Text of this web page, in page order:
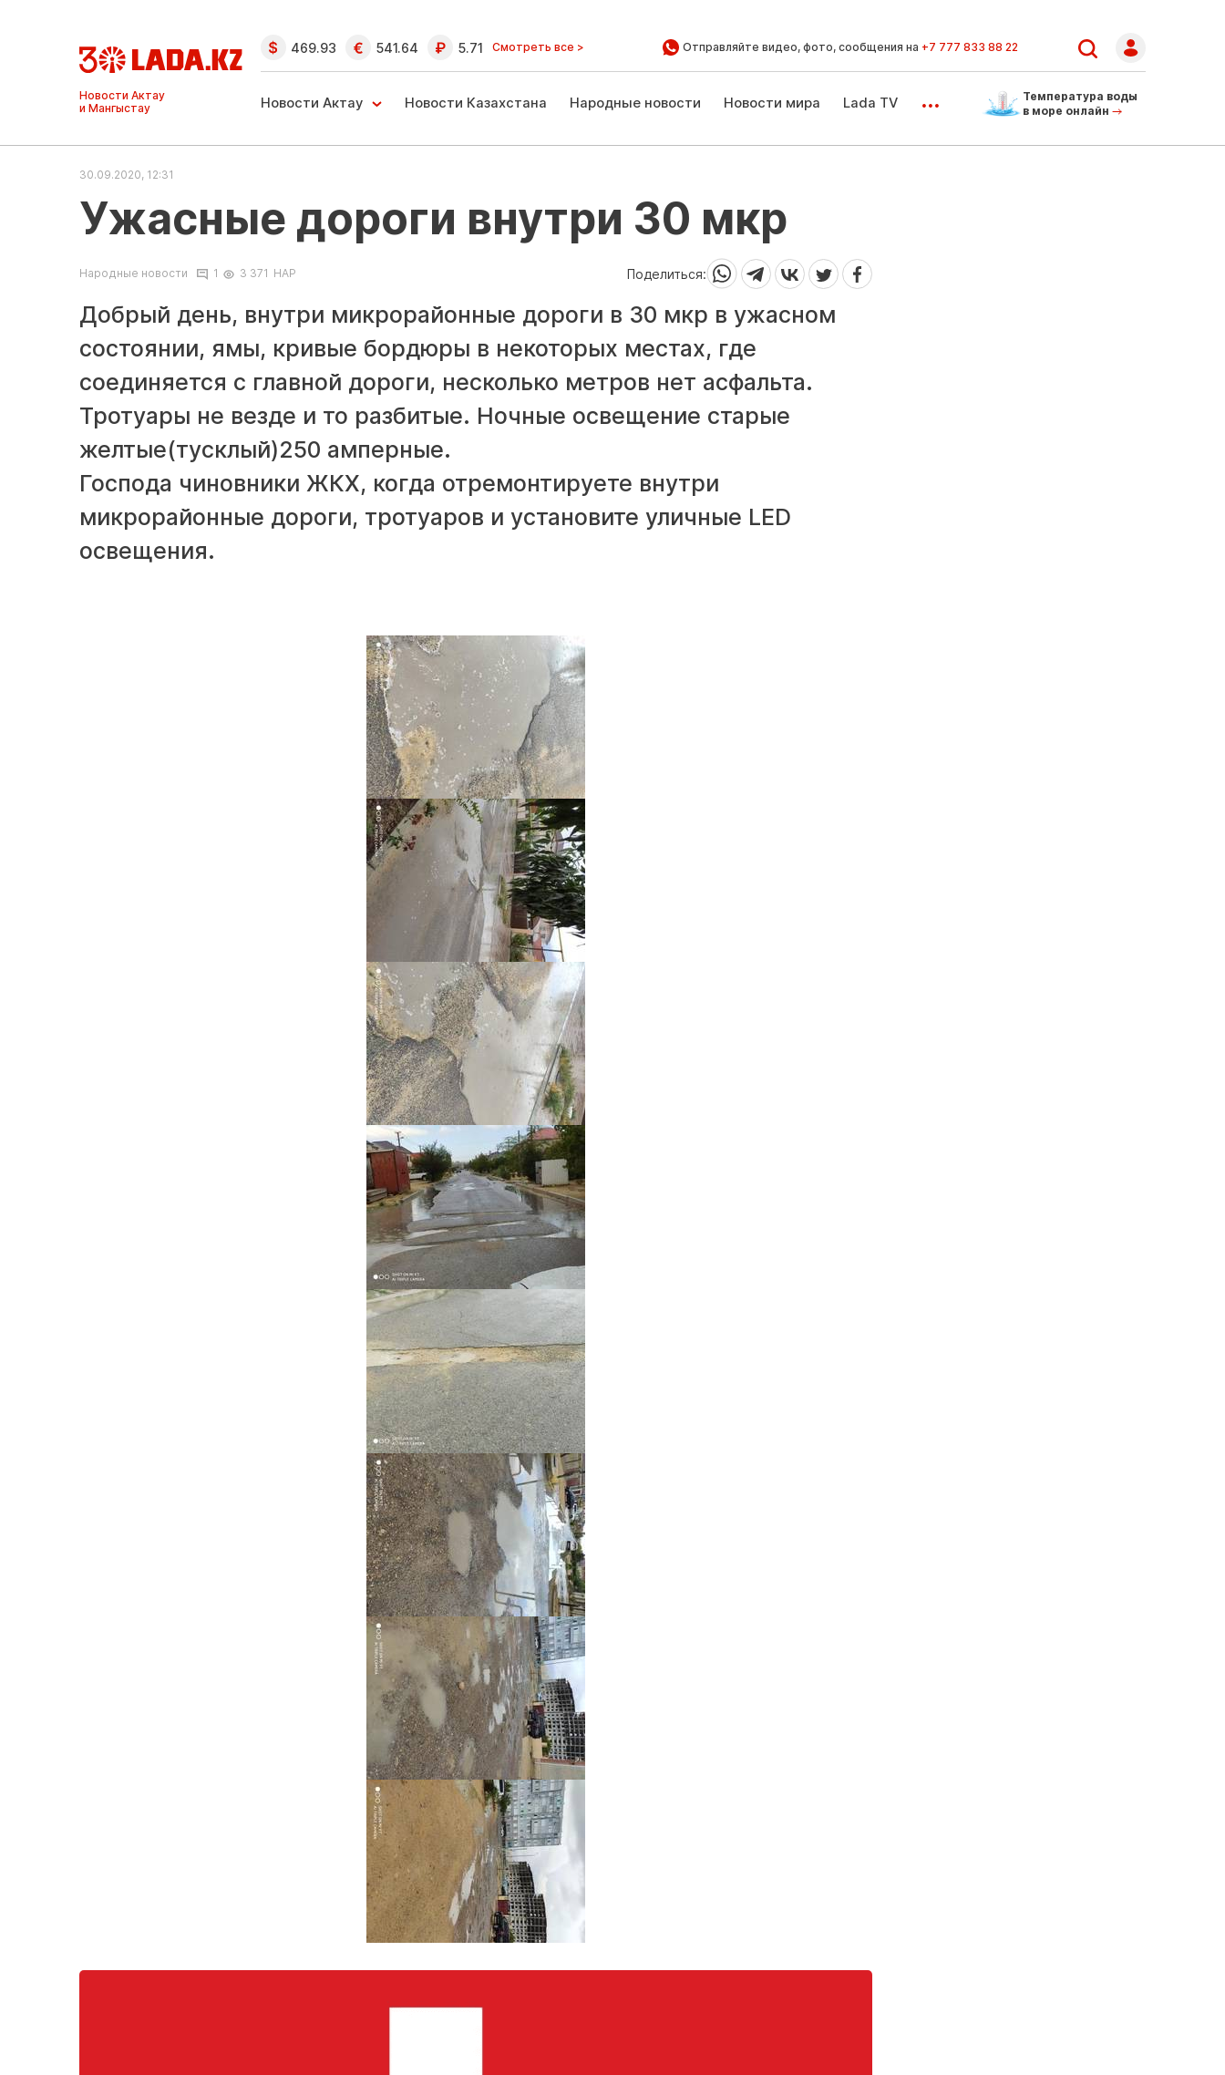
Ақтау және
Манғыстау
жаңалықтары
469.93 541.64 5.71 Смотреть все > Отправляйте видео, фото, сообщения на +7 777 833 88 22
Новости Актау Новости Казахстана Народные новости Новости мира Lada TV ...
Температура воды
в море онлайн
30.09.2020, 12:31
Ужасные дороги внутри 30 мкр
Народные новости 1 3 371 НАР Поделиться:
Добрый день, внутри микрорайонные дороги в 30 мкр в ужасном
состоянии, ямы, кривые бордюры в некоторых местах, где
соединяется с главной дороги, несколько метров нет асфальта.
Тротуары не везде и то разбитые. Ночные освещение старые
желтые(тусклый)250 амперные.
Господа чиновники ЖКХ, когда отремонтируете внутри
микрорайонные дороги, тротуаров и установите уличные LED
освещения.